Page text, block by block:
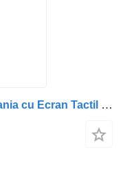
Autoradio Radio pour camion Scania cu Ecran Tactil și Funcții Multiple